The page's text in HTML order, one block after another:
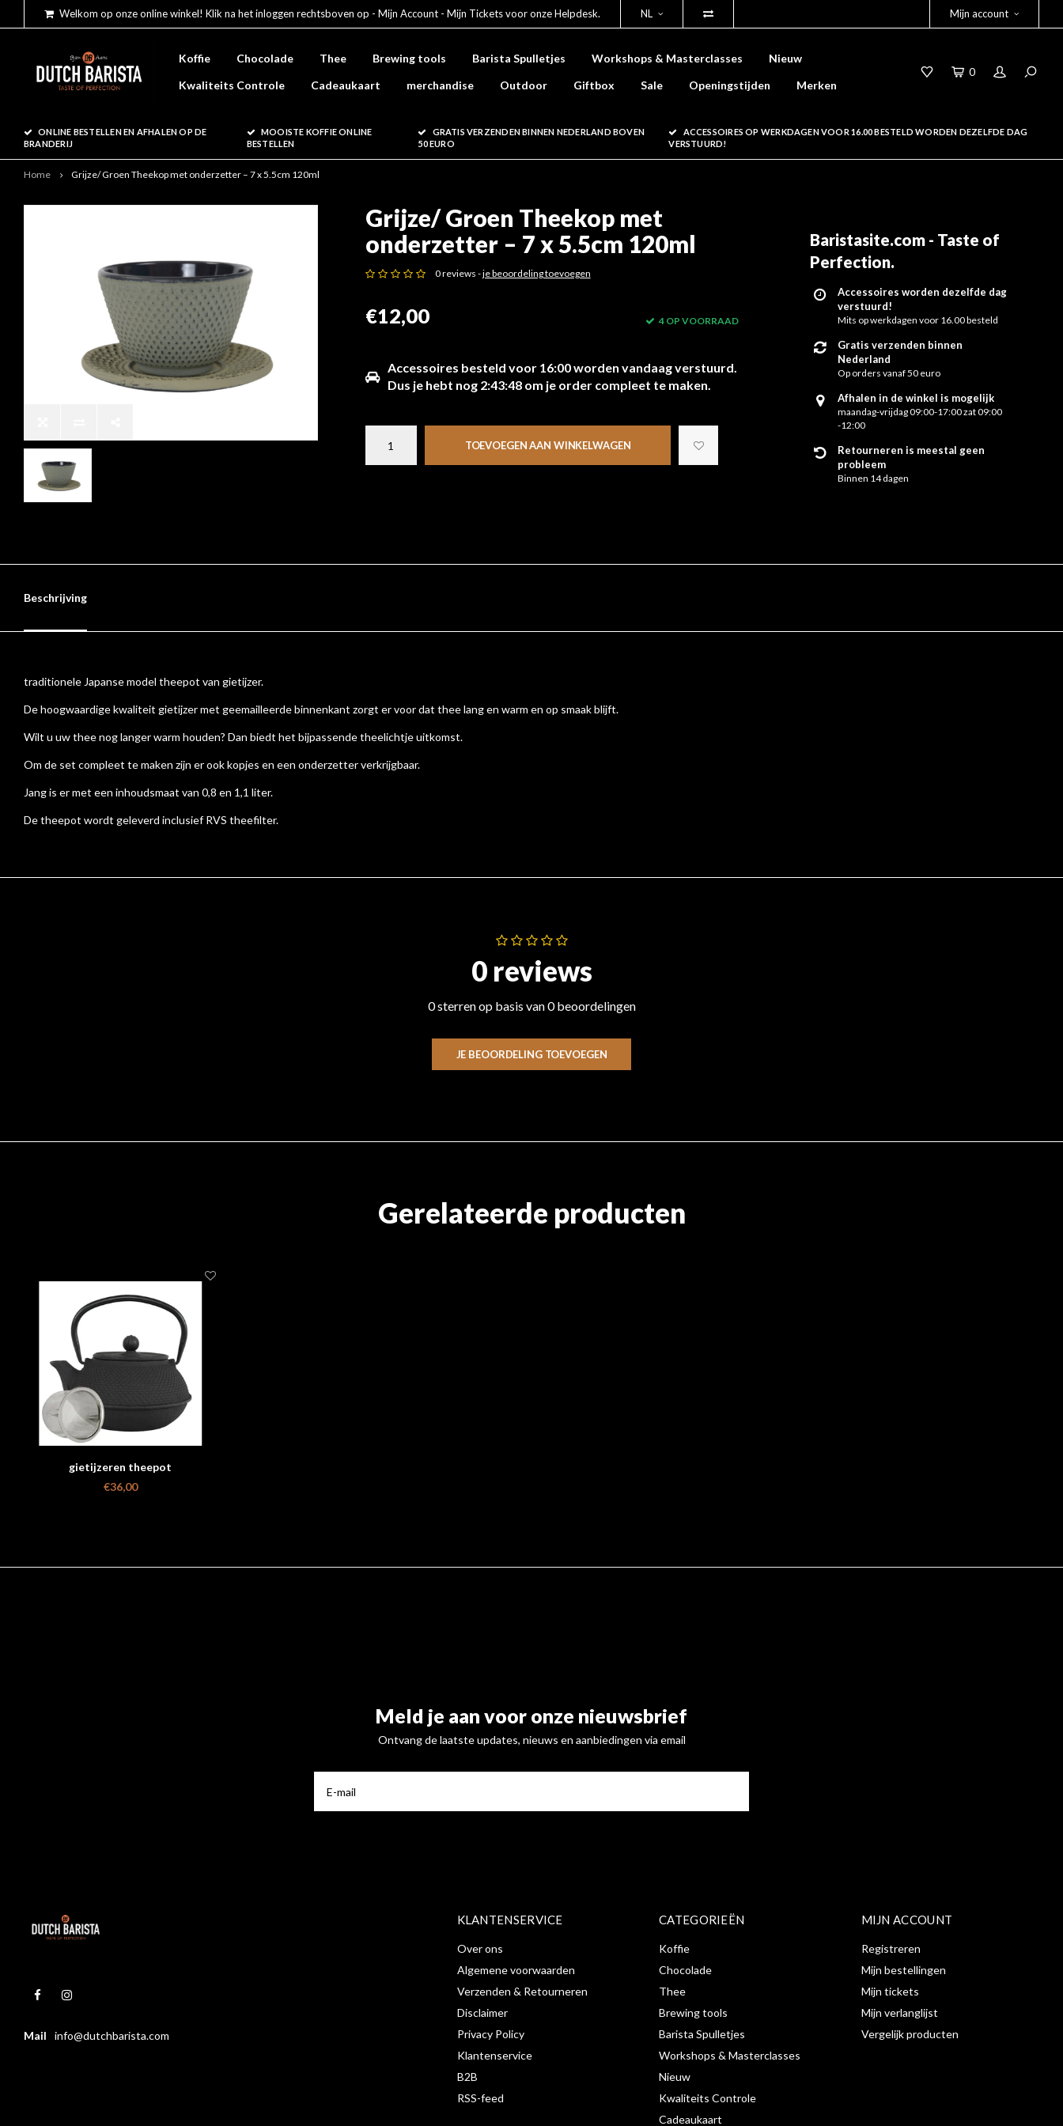
Welkom op onze online winkel! Klik na het inloggen rechtsboven op - Mijn Account - Mijn Tickets voor onze Helpdesk. NL Mijn account
Koffie Chocolade Thee Brewing tools Barista Spulletjes Workshops & Masterclasses
Nieuw
Kwaliteits Controle
Cadeaukaart merchandise Outdoor Giftbox Sale Openingstijden Merken
0
ONLINE BESTELLEN EN AFHALEN OP DE
BRANDERIJ
MOOISTE KOFFIE ONLINE
BESTELLEN
GRATIS VERZENDEN BINNEN NEDERLAND BOVEN
50 EURO
ACCESSOIRES OP WERKDAGEN VOOR 16.00 BESTELD WORDEN DEZELFDE DAG
VERSTUURD!
Home Grijze/ Groen Theekop met onderzetter – 7 x 5.5cm 120ml
Grijze/ Groen Theekop met
onderzetter – 7 x 5.5cm 120ml
0 reviews -je beoordeling toevoegen
€12,00 4 OP VOORRAAD
Accessoires besteld voor 16:00 worden vandaag verstuurd.
Dus je hebt nog 2:43:48om je order compleet te maken.
TOEVOEGEN AAN WINKELWAGEN
Baristasite.com - Taste of
Perfection.
Accessoires worden dezelfde dag
verstuurd!
Mits op werkdagen voor 16.00 besteld
Gratis verzenden binnen
Nederland
Op orders vanaf 50 euro
Afhalen in de winkel is mogelijk
maandag-vrijdag 09:00-17:00 zat 09:00
-12:00
Retourneren is meestal geen
probleem
Binnen 14 dagen
Beschrijving
traditionele Japanse model theepot van gietijzer.
De hoogwaardige kwaliteit gietijzer met geemailleerde binnenkant zorgt er voor dat thee lang en warm en op smaak blijft.
Wilt u uw thee nog langer warm houden? Dan biedt het bijpassende theelichtje uitkomst.
Om de set compleet te maken zijn er ook kopjes en een onderzetter verkrijgbaar.
Jang is er met een inhoudsmaat van 0,8 en 1,1 liter.
De theepot wordt geleverd inclusief RVS theefilter.
0 reviews
0 sterren op basis van 0 beoordelingen
JE BEOORDELING TOEVOEGEN
Gerelateerde producten
gietijzeren theepot
€36,00
Meld je aan voor onze nieuwsbrief
Ontvang de laatste updates, nieuws en aanbiedingen via email
Mail info@dutchbarista.com
KLANTENSERVICE
Over ons
Algemene voorwaarden
Verzenden & Retourneren
Disclaimer
Privacy Policy
Klantenservice
B2B
RSS-feed
CATEGORIEËN
Koffie
Chocolade
Thee
Brewing tools
Barista Spulletjes
Workshops & Masterclasses
Nieuw
Kwaliteits Controle
Cadeaukaart
MIJN ACCOUNT
Registreren
Mijn bestellingen
Mijn tickets
Mijn verlanglijst
Vergelijk producten